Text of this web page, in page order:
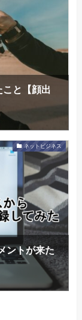
と【顔出
ネットビジネス
ントが来た